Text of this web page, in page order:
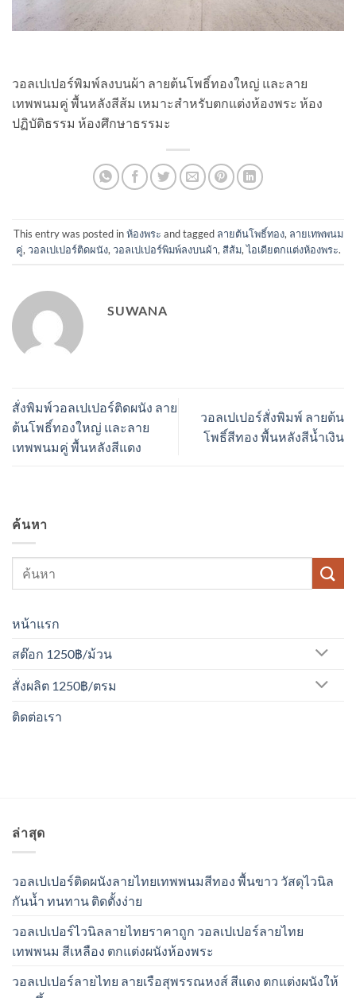
วอลเปเปอร์พิมพ์ลงบนผ้า ลายต้นโพธิ์ทองใหญ่ และลาย
เทพพนมคู่ พื้นหลังสีส้ม เหมาะสำหรับตกแต่งห้องพระ ห้อง
ปฏิบัติธรรม ห้องศึกษาธรรมะ
This entry was posted inห้องพระ and tagged ลายต้นโพธิ์ทอง, ลายเทพพนม
คู่, วอลเปเปอร์ติดผนัง, วอลเปเปอร์พิมพ์ลงบนผ้า, สีส้ม,ไอเดียตกแต่งห้องพระ.
SUWANA
สั่งพิมพ์วอลเปเปอร์ติดผนัง ลาย
ต้นโพธิ์ทองใหญ่ และลาย
เทพพนมคู่ พื้นหลังสีแดง
วอลเปเปอร์สั่งพิมพ์ ลายต้น
โพธิ์สีทอง พื้นหลังสีน้ำเงิน
ค้นหา
หน้าแรก
สต๊อก 1250฿/ม้วน
สั่งผลิต 1250฿/ตรม
ติดต่อเรา
ล่าสุด
วอลเปเปอร์ติดผนังลายไทยเทพพนมสีทอง พื้นขาว วัสดุไวนิล
กันน้ำ ทนทาน ติดตั้งง่าย
วอลเปเปอร์ไวนิลลายไทยราคาถูก วอลเปเปอร์ลายไทย
เทพพนม สีเหลือง ตกแต่งผนังห้องพระ
วอลเปเปอร์ลายไทย ลายเรือสุพรรณหงส์ สีแดง ตกแต่งผนังให้